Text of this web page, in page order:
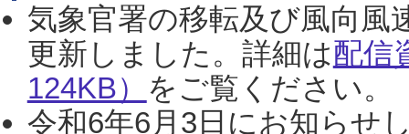
気象官署の移転及び風向風
更新しました。詳細は配信
124KB） をご覧ください。
令和6年6月3日にお知らせ